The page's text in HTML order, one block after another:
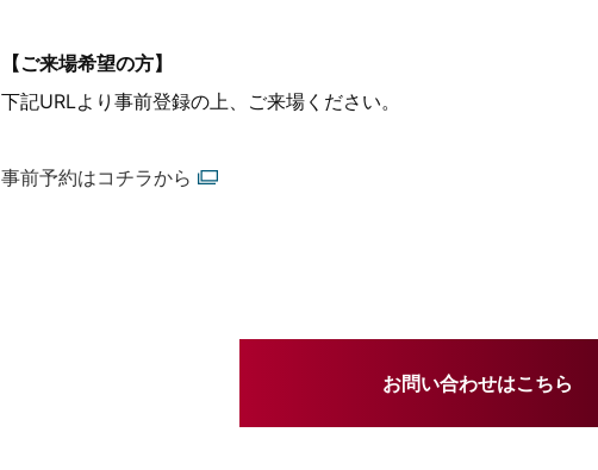
【ご来場希望の方】
下記URLより事前登録の上、ご来場ください。
事前予約はコチラから
お問い合わせはこちら